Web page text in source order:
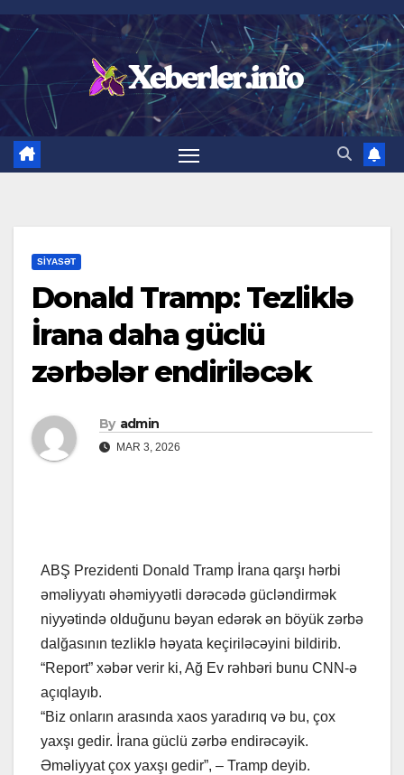
Skip
content
SIYASƏT
Donald Tramp: Tezliklə
İrana daha güclü
zərbələr endiriləcək
By admin
MAR 3, 2026
ABŞ Prezidenti Donald Tramp İrana qarşı hərbi
əməliyyatı əhəmiyyətli dərəcədə gücləndirmək
niyyətində olduğunu bəyan edərək ən böyük zərbə
dalğasının tezliklə həyata keçiriləcəyini bildirib.
“Report” xəbər verir ki, Ağ Ev rəhbəri bunu CNN-ə
açıqlayıb.
“Biz onların arasında xaos yaradırıq və bu, çox
yaxşı gedir. İrana güclü zərbə endirəcəyik.
Əməliyyat çox yaxşı gedir”, – Tramp deyib.